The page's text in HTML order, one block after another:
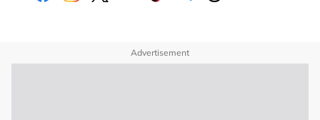
Advertisement